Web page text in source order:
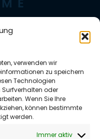
verwenden wir
zu speichern
Technologien
oder
Wenn Sie Ihre
können bestimmte
werden.
Immer aktiv
und Rückgaben
(EU)